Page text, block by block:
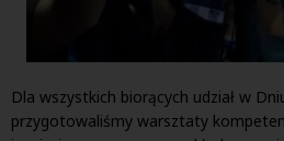
Dla wszystkich biorących udział w
przygotowaliśmy warsztaty